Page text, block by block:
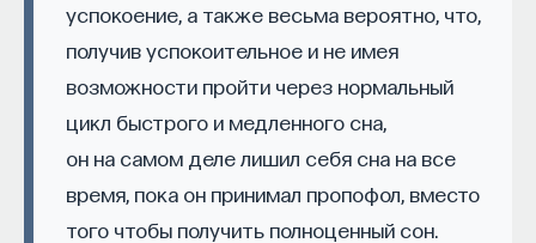
успокоение, а также весьма вероятно, что,
получив успокоительное и не имея
возможности пройти через нормальный
цикл быстрого и медленного сна,
он на самом деле лишил себя сна на все
время, пока он принимал пропофол, вместо
того чтобы получить полноценный сон.
КУРС
Философский поиск: начала